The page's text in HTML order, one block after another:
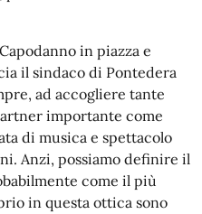
in piazza e
il sindaco di Pontedera
ad accogliere tante
importante come
di musica e spettacolo
Anzi, possiamo definire il
come il più
in questa ottica sono